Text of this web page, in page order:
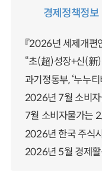
경제정책정보
『2026년 세제개편
“초(超)성장+신(新
과기정통부, ‘누누
2026년 7월 소비
7월 소비자물가는
2026년 한국 주식
2026년 5월 경제활